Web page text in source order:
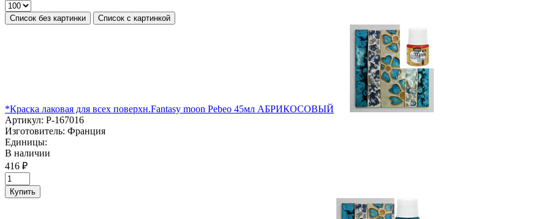
Список без картинки Список с картинкой
*Краска лаковая для всех поверхн.Fantasy moon Pebeo 45мл АБРИКОСОВЫЙ
Артикул: P-167016
Изготовитель: Франция
Единицы:
В наличии
416 ₽
Купить